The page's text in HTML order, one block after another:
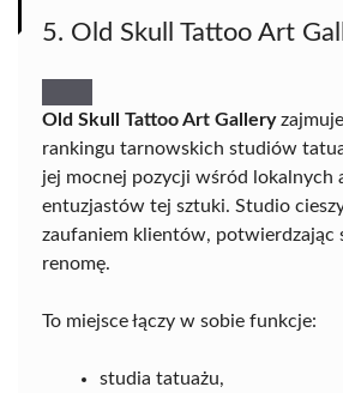
5. Old Skull Tattoo Art
Old Skull Tattoo Art Gallery
rankingu tarnowskich studiów
jej mocnej pozycji wśród lokalnych
entuzjastów tej sztuki. Studio
zaufaniem klientów, potwierdzając
renomę.
To miejsce łączy w sobie funkcje:
studia tatuażu,